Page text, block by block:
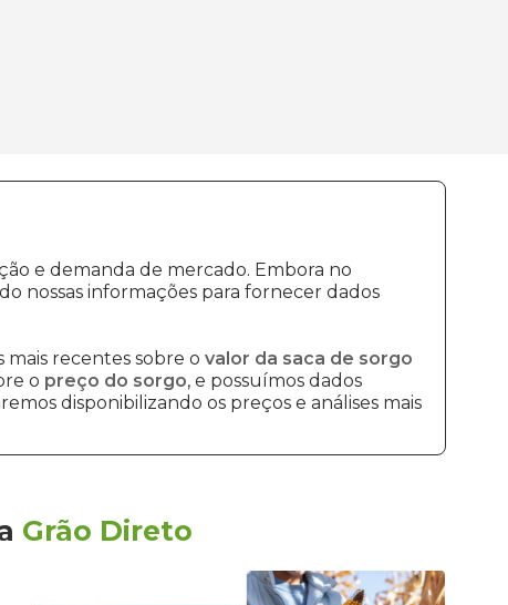
e demanda de mercado. Embora no
nossas informações para fornecer dados
recentes sobre o valor da saca de sorgo
o preço do sorgo, e possuímos dados
disponibilizando os preços e análises mais
Grão Direto